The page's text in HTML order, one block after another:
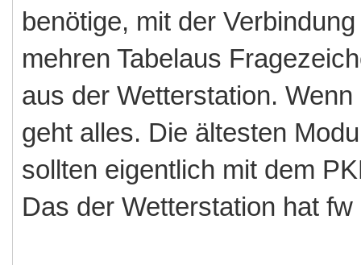
benötige, mit der
mehren Tabelaus
aus der Wetterstation.
geht alles. Die ältesten
sollten eigentlich mit dem
Das der Wetterstation hat fw